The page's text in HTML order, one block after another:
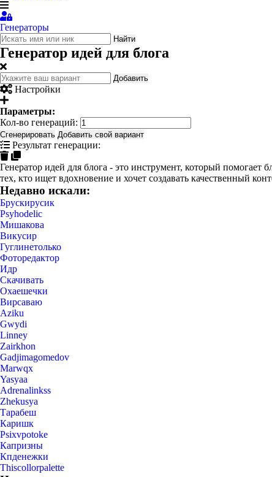
Генераторы
Найти
Генератор идей для блога
Добавить
Настройки
Параметры:
Кол-во генераций:
Сгенерировать Добавить свой вариант
Результат генерации:
Генератор идей для блога - это инструмент, который
тех, кто ищет вдохновение и хочет создавать качественный
Недавно искали:
Брускирусик
Psyhodelic
Мишакова
Викусир
Гуглинетолько
Фоторедактор
Идр
Скачивать
Охаешечки
Вирсаваю
Aziku
Gwydi
Linney
Zairkhon
Gadjimagomedov
Marwqx
Yasyaa
Adrenalinkss
Zhekusya
Тарабеш
Каришк
Psixvpotoke
Капризны
Кпденежки
Thiscollorpalette